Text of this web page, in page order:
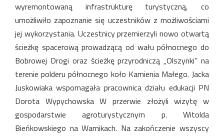
wyremontowaną infrastrukturę turystyczną, co
umożliwiło zapoznanie się uczestników z możliwościami
jej wykorzystania. Uczestnicy przemierzyli nowo otwartą
ścieżkę spacerową prowadzącą od wału północnego do
Bobrowej Drogi oraz ścieżkę przyrodniczą „Olszynki” na
terenie polderu północnego koło Kamienia Małego. Jacka
Juskowiaka wspomagała pracownica działu edukacji PN
Dorota Wypychowska W przerwie złożyli wizytę w
gospodarstwie agroturystycznym p. Witolda
Bieńkowskiego na Warnikach. Na zakończenie wszyscy